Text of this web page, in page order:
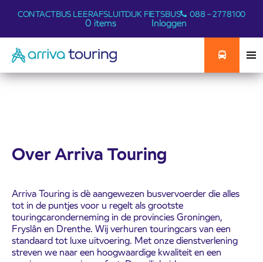
CONTACTBUS LEERAFSLUITDIJK FIETSBUS 088 – 2778100
0 items Inloggen
Over Arriva Touring
Arriva Touring is dè aangewezen busvervoerder die alles
tot in de puntjes voor u regelt als grootste
touringcaronderneming in de provincies Groningen,
Fryslân en Drenthe. Wij verhuren touringcars van een
standaard tot luxe uitvoering. Met onze dienstverlening
streven we naar een hoogwaardige kwaliteit en een